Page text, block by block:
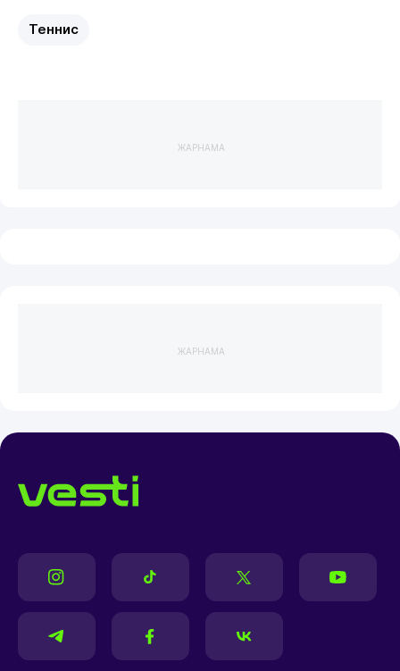
Теннис
ЖАРНАМА
ЖАРНАМА